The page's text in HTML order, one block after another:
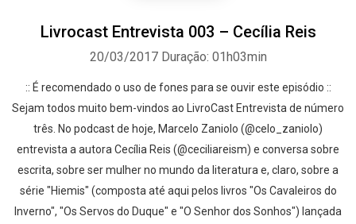
Livrocast Entrevista 003 – Cecília Reis
20/03/2017 Duração: 01h03min
:: É recomendado o uso de fones para se ouvir este episódio ::
Sejam todos muito bem-vindos ao LivroCast Entrevista de número
três. No podcast de hoje, Marcelo Zaniolo (@celo_zaniolo)
entrevista a autora Cecília Reis (@ceciliareism) e conversa sobre
escrita, sobre ser mulher no mundo da literatura e, claro, sobre a
série "Hiemis" (composta até aqui pelos livros "Os Cavaleiros do
Inverno", "Os Servos do Duque" e "O Senhor dos Sonhos") lançada